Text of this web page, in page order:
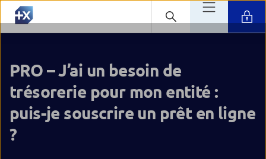
PRO – J’ai un besoin de
trésorerie pour mon entité :
puis-je souscrire un prêt en ligne
?